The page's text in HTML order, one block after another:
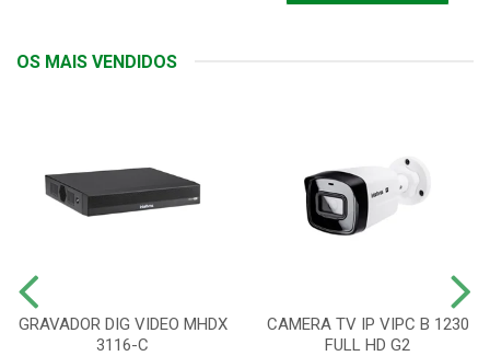
OS MAIS VENDIDOS
GRAVADOR DIG VIDEO MHDX
3116-C
CAMERA TV IP VIPC B 1230
FULL HD G2